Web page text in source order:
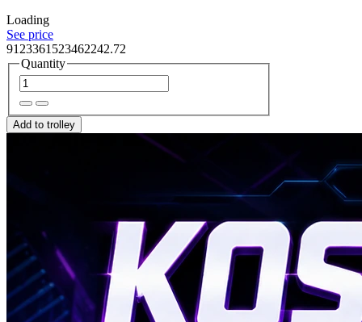
Loading
See price
9123361523462242.72
Quantity
Add to trolley